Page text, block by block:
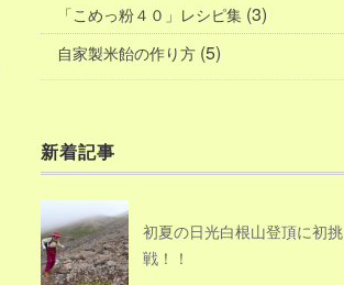
「こめっ粉４０」レシピ集 (3)
自家製米飴の作り方 (5)
新着記事
初夏の日光白根山登頂に初挑
戦！！